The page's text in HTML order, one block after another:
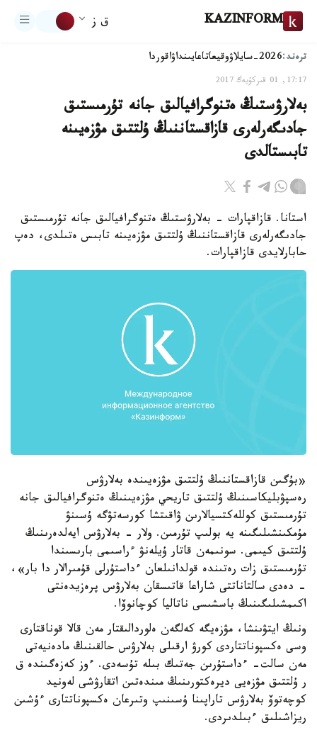
KAZINFORM ق ز
ترەند:2026-سايلاۋ وقيعاتاعايىنداۋاقوردا
17:17, 01 قىركۇيەك 2017
بەلارۋستىڭ ەتنوگرافيالىق جانە تۇرمىستىق
جادىگەرلەرى قازاقستاننىڭ ۇلتتىق مۋزەيىنە
تابىستالدى
استانا. قازاقپارات - بەلارۋستىڭ ەتنوگرافيالىق جانە تۇرمىستىق
جادىگەرلەرى قازاقستاننىڭ ۇلتتىق مۋزەيىنە تابىس ەتىلدى، دەپ
حابارلايدى قازاقپارات.
«بۇگىن قازاقستاننىڭ ۇلتتىق مۋزەيىندە بەلارۋس
رەسپۋبليكاسىنىڭ ۇلتتىق تاريحي مۋزەيىنىڭ ەتنوگرافيالىق جانە
تۇرمىستىق كوللەكتسيالارىن ۋاقىتشا كورسەتۋگە ۇسىنۋ
مۇمكىنشىلىگىنە يە بولىپ تۇرمىن. ولار - بەلارۋس ايەلدەرىنىڭ
ۇلتتىق كيىمى. سونىمەن قاتار ۇيلەنۋ ءراسىمى بارىسىندا
تۇرمىستىق زات رەتىندە قولدانىلعان ءداستۇرلى قۇمىرالار دا بار»،
- دەدى سالتاناتتى شاراعا قاتىسقان بەلارۋس پرەزيدەنتى
اكىمشىلىگىنىڭ باسشىسى ناتاليا كوچانوۆا.
ونىڭ ايتۋىنشا، مۋزەيگە كەلگەن ەلوردالىقتار مەن قالا قوناقتارى
وسى ەكسپوناتتاردى كورۋ ارقىلى بەلارۋس حالقىنىڭ مادەنيەتى
مەن سالت- ءداستۇرىن جەتىك بىلە تۇسەدى. ءوز كەزەگىندە ق
ر ۇلتتىق مۋزەيى ديرەكتورىنىڭ مىندەتىن اتقارۋشى لەونيد
كوچەتوۆ بەلارۋس تاراپىنا ۇسىنىپ وتىرعان ەكسپوناتتارى ءۇشىن
ريزاشىلىق ءبىلدىردى.